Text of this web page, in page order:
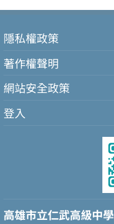
隱私權政策
著作權聲明
網站安全政策
登入
高雄市立仁武高級中學